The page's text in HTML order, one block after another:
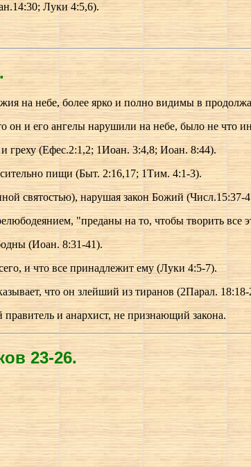
Луки 4:5,6).
на небе, более ярко и полно видимы в
он и его ангелы нарушили на небе, было не что
греху (Ефес.2:1,2; 1Иоан. 3:4,8; Иоан. 8:44).
пищи (Быт. 2:16,17; 1Тим. 4:1-3).
святостью), нарушая закон Божий (Числ.15:37-
"преданы на то, чтобы творить
(Иоан. 8:31-41).
и что все принадлежит ему (Луки 4:5-7).
что он злейший из тиранов (2Парал.
и анархист, не признающий закона.
23-26.